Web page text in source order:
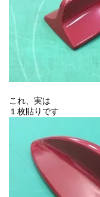
これ、実は
１枚貼りです